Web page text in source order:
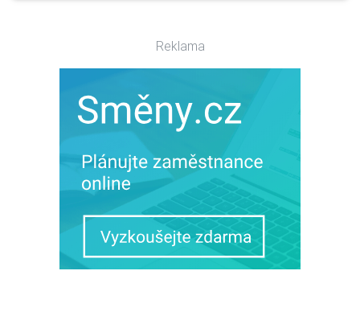
Reklama